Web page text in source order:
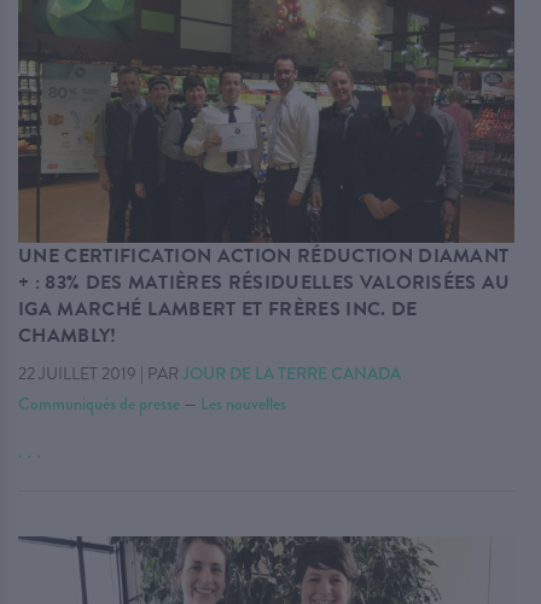
UNE CERTIFICATION ACTION RÉDUCTION DIAMANT
+ : 83% DES MATIÈRES RÉSIDUELLES VALORISÉES AU
IGA MARCHÉ LAMBERT ET FRÈRES INC. DE
CHAMBLY!
22 JUILLET 2019 | PAR JOUR DE LA TERRE CANADA
Communiqués de presse — Les nouvelles
. . .